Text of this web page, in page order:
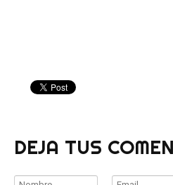
DEJA TUS